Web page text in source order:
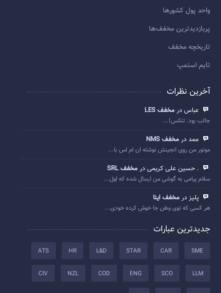
واحد پول کشورها
پربازديدترين مخفف‌ها
تاريخچه مخفف
تایم استمپ
آخرین نظرات
عباس در مخفف LES
جالب بود. تنکس!...
ممد در مخفف NMS
موتور من روی انجینش نوشته ان ام اس با...
. حسین علی کریمی در مخفف SRL
سلام پیامی به گوشی من ارسال شده که اول...
پلیز در مخفف ایتا
هر کسی که توی وطن جا خوش کرده خودی...
جدیدترین عبارات
SME
CAR
STAR
L&D
HR
ATS
LLM
SCO
ENG
COD
NZL
CIV